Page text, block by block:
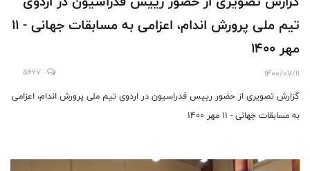
تیم ملی پرورش اندام، اعزامی به مسابقات جهانی - 11
مهر 1400
1400/07/11
5667
گزارش تصویری از حضور رییس فدراسیون در اردوی تیم ملی پرورش اندام، اعزامی
به مسابقات جهانی - 11 مهر 1400